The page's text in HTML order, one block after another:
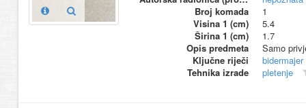
Broj komada
1
Visina 1 (cm)
5.4
Širina 1 (cm)
1.7
Opis predmeta
Samo
Ključne riječi
bidermajer
Tehnika izrade
pletenje